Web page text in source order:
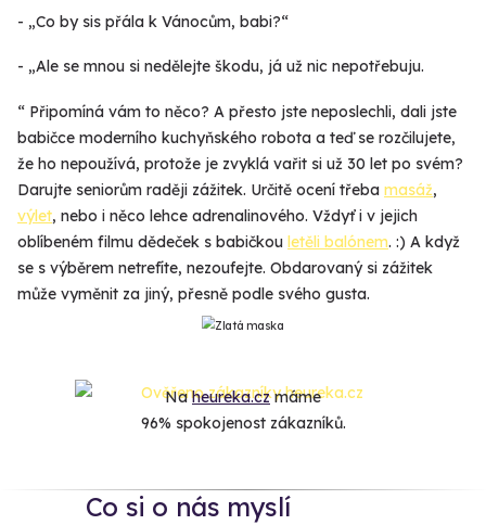
- „Co by sis přála k Vánocům, babi?“
- „Ale se mnou si nedělejte škodu, já už nic nepotřebuju.
“ Připomíná vám to něco? A přesto jste neposlechli, dali jste
babičce moderního kuchyňského robota a teď se rozčilujete,
že ho nepoužívá, protože je zvyklá vařit si už 30 let po svém?
Darujte seniorům raději zážitek. Určitě ocení třeba masáž,
výlet, nebo i něco lehce adrenalinového. Vždyť i v jejich
oblíbeném filmu dědeček s babičkou letěli balónem. :) A když
se s výběrem netrefíte, nezoufejte. Obdarovaný si zážitek
může vyměnit za jiný, přesně podle svého gusta.
Naheureka.czmáme
96% spokojenost zákazníků.
Co si o nás myslí